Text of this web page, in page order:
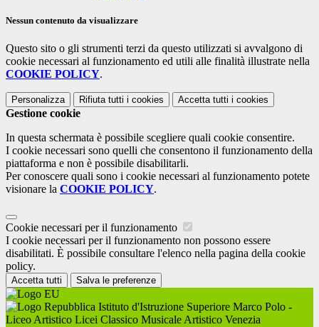
Nessun contenuto da visualizzare
Questo sito o gli strumenti terzi da questo utilizzati si avvalgono di
cookie necessari al funzionamento ed utili alle finalità illustrate nella
COOKIE POLICY.
Personalizza Rifiuta tutti i cookies Accetta tutti i cookies
Gestione cookie
In questa schermata è possibile scegliere quali cookie consentire.
I cookie necessari sono quelli che consentono il funzionamento della
piattaforma e non è possibile disabilitarli.
Per conoscere quali sono i cookie necessari al funzionamento potete
visionare la COOKIE POLICY.
Cookie necessari per il funzionamento
I cookie necessari per il funzionamento non possono essere
disabilitati. È possibile consultare l'elenco nella pagina della cookie
policy.
Accetta tutti Salva le preferenze
Istituto d'Istruzione Superiore Marco Polo -
Liceo Artistico Licei Classico Musicale Artistico Venezia